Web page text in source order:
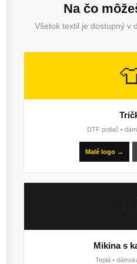
Na čo
Všetok textil je dostupný v
DTF potlač •
Malé logo →
Mikina s
Teplá •